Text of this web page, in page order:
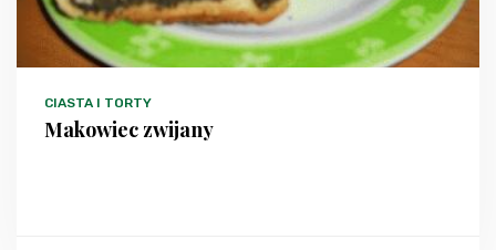
CIASTA I TORTY
Makowiec zwijany